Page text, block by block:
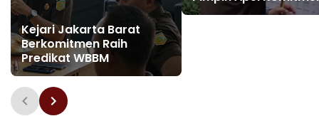
Kejari Jakarta Barat
Berkomitmen Raih
Predikat WBBM
WBBM Kejati Jateng